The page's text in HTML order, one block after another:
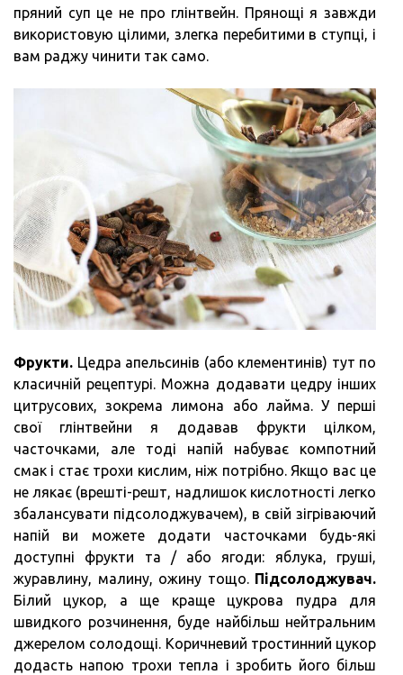
пряний суп це не про глінтвейн. Прянощі я завжди
використовую цілими, злегка перебитими в ступці, і
вам раджу чинити так само.
Фрукти. Цедра апельсинів (або клементинів) тут по
класичній рецептурі. Можна додавати цедру інших
цитрусових, зокрема лимона або лайма. У перші
свої глінтвейни я додавав фрукти цілком,
часточками, але тоді напій набуває компотний
смак і стає трохи кислим, ніж потрібно. Якщо вас це
не лякає (врешті-решт, надлишок кислотності легко
збалансувати підсолоджувачем), в свій зігріваючий
напій ви можете додати часточками будь-які
доступні фрукти та / або ягоди: яблука, груші,
журавлину, малину, ожину тощо. Підсолоджувач.
Білий цукор, а ще краще цукрова пудра для
швидкого розчинення, буде найбільш нейтральним
джерелом солодощі. Коричневий тростинний цукор
додасть напою трохи тепла і зробить його більш